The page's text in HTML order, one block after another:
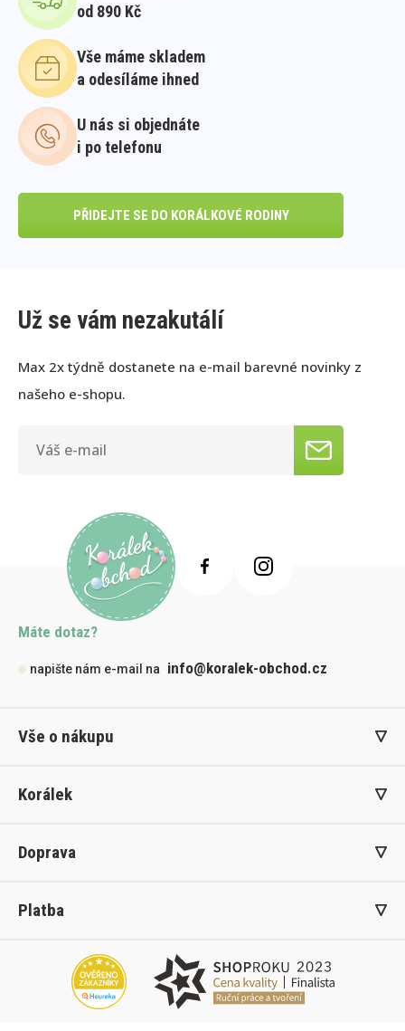
od 890 Kč
Vše máme skladem
a odesíláme ihned
U nás si objednáte
i po telefonu
PŘIDEJTE SE DO KORÁLKOVÉ RODINY
Už se vám nezakutálí
Max 2x týdně dostanete na e-mail barevné novinky z
našeho e-shopu.
Máte dotaz?
napište nám e-mail na info@koralek-obchod.cz
Vše o nákupu
Korálek
Doprava
Platba